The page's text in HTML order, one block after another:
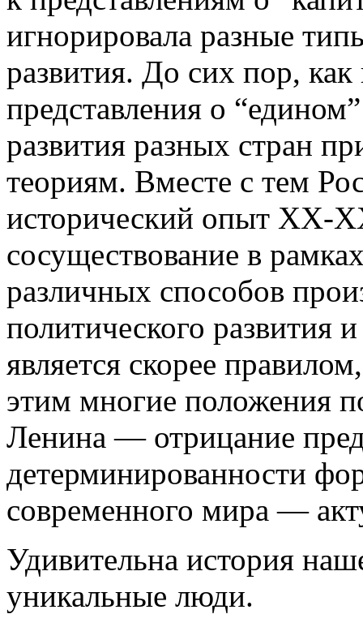
игнорировала разные
развития. До сих пор,
представления о
развития разных стран
теориям. Вместе с тем
исторический опыт ХХ-
сосуществование в
различных способов
политического развития
является скорее
этим многие положения
Ленина — отрицание
детерминированности
современного мира —
Удивительна история
уникальные люди.